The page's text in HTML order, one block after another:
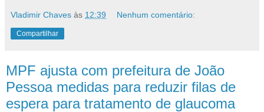
Vladimir Chaves às 12:39 Nenhum comentário:
Compartilhar
MPF ajusta com prefeitura de João
Pessoa medidas para reduzir filas de
espera para tratamento de glaucoma